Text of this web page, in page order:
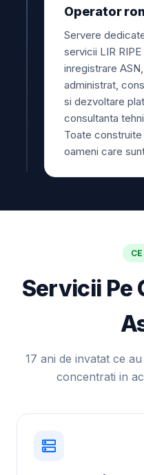
Operator
Servere
servicii LIR
inregistrare
administrat,
si dezvoltare
consultanta
Toate construite
oameni care
Servicii Pe
17 ani de invatat ce
concentrati in